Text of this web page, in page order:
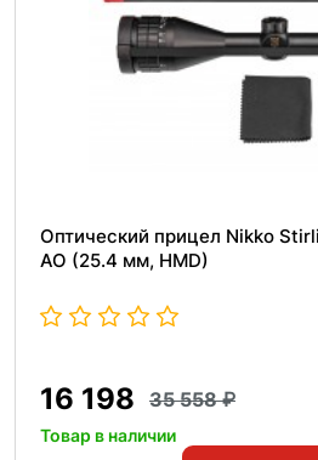
Оптический прицел Nikko
AO (25.4 мм, HMD)
16 198 35 558
Товар в наличии